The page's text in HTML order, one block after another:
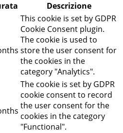
Descrizione
This cookie is set by GDPR
Cookie Consent plugin.
The cookie is used to
store the user consent for
the cookies in the
category "Analytics".
The cookie is set by GDPR
cookie consent to record
the user consent for the
cookies in the category
"Functional".